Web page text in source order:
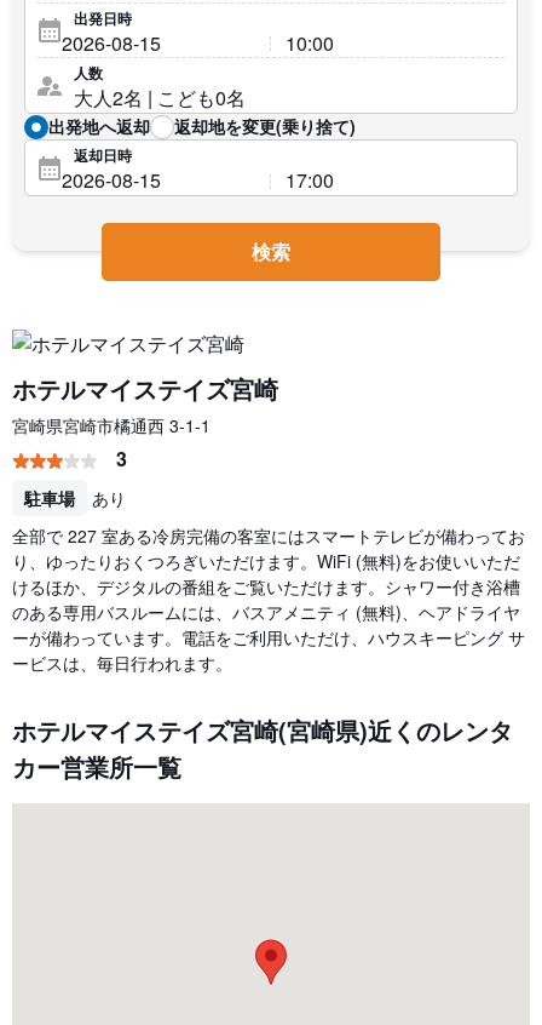
出発日時
人数
出発地へ返却 返却地を変更(乗り捨て)
返却日時
検索
ホテルマイステイズ宮崎
宮崎県宮崎市橘通西 3-1-1
3
駐車場
あり
全部で 227 室ある冷房完備の客室にはスマートテレビが備わってお
り、ゆったりおくつろぎいただけます。WiFi (無料)をお使いいただ
けるほか、デジタルの番組をご覧いただけます。シャワー付き浴槽
のある専用バスルームには、バスアメニティ (無料)、ヘアドライヤ
ーが備わっています。電話をご利用いただけ、ハウスキーピング サ
ービスは、毎日行われます。
ホテルマイステイズ宮崎(宮崎県)近くのレンタ
カー営業所一覧